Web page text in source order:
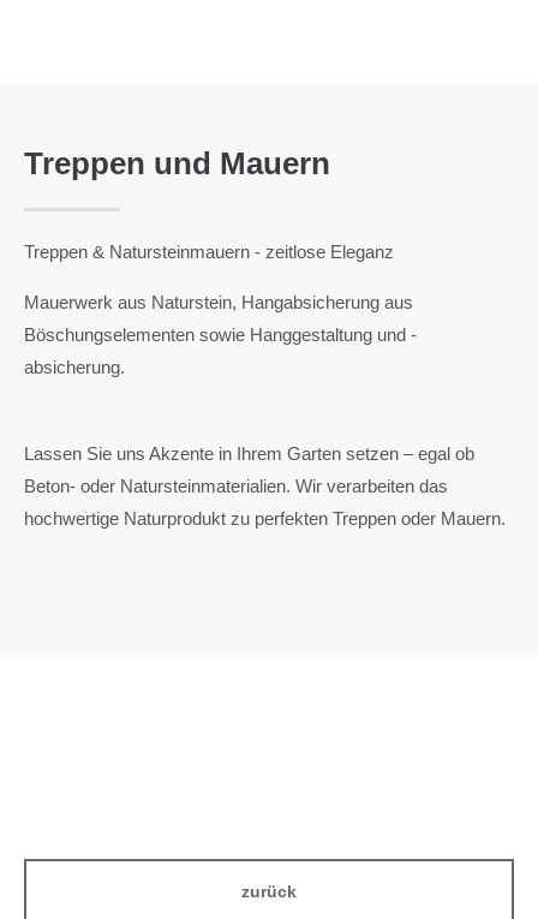
Treppen und Mauern
Treppen & Natursteinmauern - zeitlose Eleganz
Mauerwerk aus Naturstein, Hangabsicherung aus
Böschungselementen sowie Hanggestaltung und -
absicherung.
Lassen Sie uns Akzente in Ihrem Garten setzen – egal ob
Beton- oder Natursteinmaterialien. Wir verarbeiten das
hochwertige Naturprodukt zu perfekten Treppen oder Mauern.
zurück